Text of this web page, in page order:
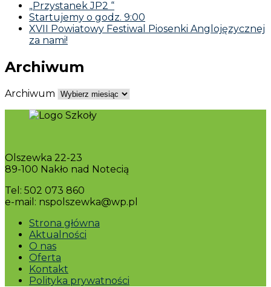
„Przystanek JP2 “
Startujemy o godz. 9:00
XVII Powiatowy Festiwal Piosenki Anglojęzycznej
za nami!
Archiwum
Archiwum
Olszewka 22-23
89-100 Nakło nad Notecią
Tel: 502 073 860
e-mail: nspolszewka@wp.pl
Strona główna
Aktualności
O nas
Oferta
Kontakt
Polityka prywatności